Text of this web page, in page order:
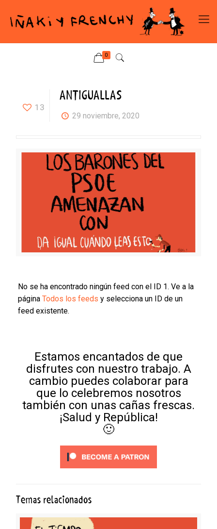
0
13
ANTIGUALLAS
29 noviembre, 2020
No se ha encontrado ningún feed con el ID 1. Ve a la
página Todos los feeds y selecciona un ID de un
feed existente.
Estamos encantados de que
disfrutes con nuestro trabajo. A
cambio puedes colaborar para
que lo celebremos nosotros
también con unas cañas frescas.
¡Salud y República!
🙂
Temas relacionados